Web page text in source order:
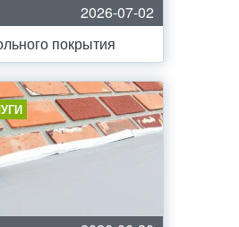
2026-07-02
покрытия